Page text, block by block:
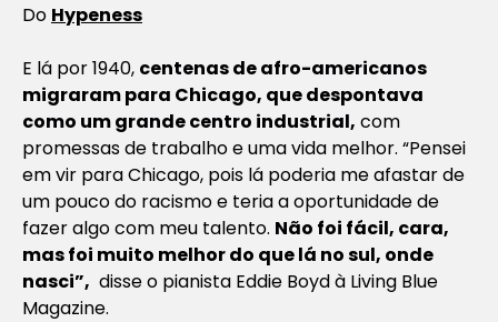
Do Hypeness
E lá por 1940, centenas de afro-americanos
migraram para Chicago, que despontava
como um grande centro industrial, com
promessas de trabalho e uma vida melhor. “Pensei
em vir para Chicago, pois lá poderia me afastar de
um pouco do racismo e teria a oportunidade de
fazer algo com meu talento. Não foi fácil, cara,
mas foi muito melhor do que lá no sul, onde
nasci”, disse o pianista Eddie Boyd à Living Blue
Magazine.